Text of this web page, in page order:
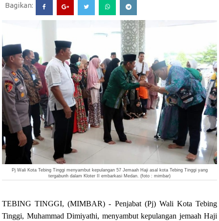
Bagikan:
Pj Wali Kota Tebing Tinggi menyambut kepulangan 57 Jemaah Haji asal kota Tebing Tinggi yang
tergabunh dalam Kloter II embarkasi Medan. (foto : mimbar)
TEBING TINGGI, (MIMBAR) - Penjabat (Pj) Wali Kota Tebing
Tinggi, Muhammad Dimiyathi, menyambut kepulangan jemaah Haji